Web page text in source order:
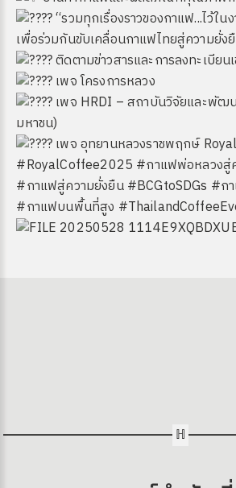
“รวมทุกเรื่องราวของกาแฟ...ไว้ใน
เพื่อร่วมกันขับเคลื่อนกาแฟไทยสู่ความยั่ง
ติดตามข่าวสารและการลงทะเบียน
เพจ โครงการหลวง
เพจ HRDI – สถาบันวิจัยและพัฒ
มหาชน)
เพจ อุทยานหลวงราชพฤกษ์
#RoyalCoffee2025 #กาแฟพ่อหลวงสู่
#กาแฟสู่ความยั่งยืน#BCGtoSDGs #ก
#กาแฟบนพื้นที่สูง